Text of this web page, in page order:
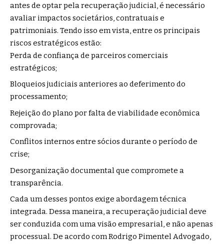
antes de optar pela recuperação judicial, é necessário
avaliar impactos societários, contratuais e
patrimoniais. Tendo isso em vista, entre os principais
riscos estratégicos estão:
Perda de confiança de parceiros comerciais
estratégicos;
Bloqueios judiciais anteriores ao deferimento do
processamento;
Rejeição do plano por falta de viabilidade econômica
comprovada;
Conflitos internos entre sócios durante o período de
crise;
Desorganização documental que compromete a
transparência.
Cada um desses pontos exige abordagem técnica
integrada. Dessa maneira, a recuperação judicial deve
ser conduzida com uma visão empresarial, e não apenas
processual. De acordo com Rodrigo Pimentel Advogado,